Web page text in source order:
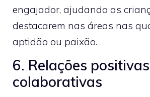
engajador, ajudando as
destacarem nas áreas nas
aptidão ou paixão.
6. Relações
colaborativas